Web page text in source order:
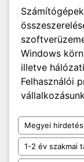
Windows
illetve
Felhasználói
Megyei hirdetés
1-2 év szakmai